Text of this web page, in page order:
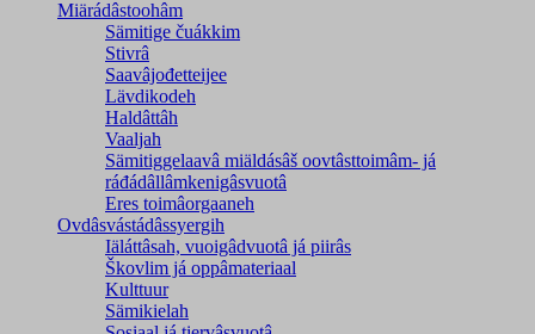
Miärádâstoohâm
Sämitige čuákkim
Stivrâ
Saavâjođetteijee
Lävdikodeh
Haldâttâh
Vaaljah
Sämitiggelaavâ miäldásâš oovtâsttoimâm- já
ráđádâllâmkenigâsvuotâ
Eres toimâorgaaneh
Ovdâsvástádâssyergih
Iäláttâsah, vuoigâdvuotâ já piirâs
Škovlim já oppâmateriaal
Kulttuur
Sämikielah